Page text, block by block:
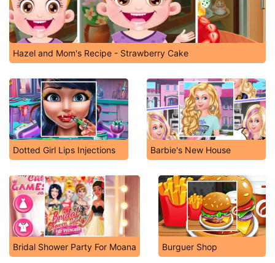
Hazel and Mom's Recipe - Strawberry Cake
Dotted Girl Lips Injections Barbie's New House
Bridal Shower Party For Moana Burguer Shop